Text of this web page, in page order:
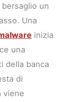
bersaglio un
Una
inizia
una
della banca
di
viene